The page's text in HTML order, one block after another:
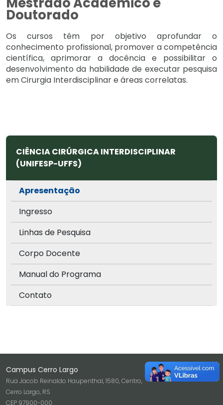
Doutorado
Os cursos têm por objetivo aprofundar o
conhecimento profissional, promover a competência
científica, aprimorar a docência e possibilitar o
desenvolvimento da habilidade de executar pesquisa
em Cirurgia Interdisciplinar e áreas correlatas.
CIÊNCIA CIRÚRGICA INTERDISCIPLINAR
(UNIFESP-UFFS)
Apresentação
Ingresso
Linhas de Pesquisa
Corpo Docente
Manual do Programa
Contato
Campus Cerro Largo
Rua Jacob Reinaldo Haupenthal, 1580, Centro,
Cerro Largo, RS
CEP 97900-000